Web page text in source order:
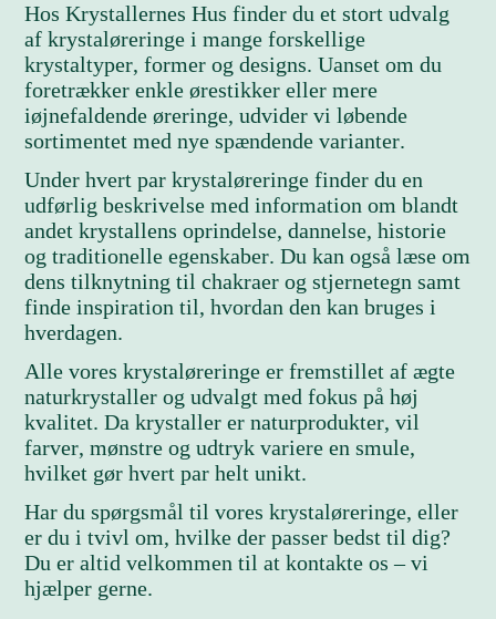
Hos Krystallernes Hus finder du et stort udvalg
af krystaløreringe i mange forskellige
krystaltyper, former og designs. Uanset om du
foretrækker enkle ørestikker eller mere
iøjnefaldende øreringe, udvider vi løbende
sortimentet med nye spændende varianter.
Under hvert par krystaløreringe finder du en
udførlig beskrivelse med information om blandt
andet krystallens oprindelse, dannelse, historie
og traditionelle egenskaber. Du kan også læse om
dens tilknytning til chakraer og stjernetegn samt
finde inspiration til, hvordan den kan bruges i
hverdagen.
Alle vores krystaløreringe er fremstillet af ægte
naturkrystaller og udvalgt med fokus på høj
kvalitet. Da krystaller er naturprodukter, vil
farver, mønstre og udtryk variere en smule,
hvilket gør hvert par helt unikt.
Har du spørgsmål til vores krystaløreringe, eller
er du i tvivl om, hvilke der passer bedst til dig?
Du er altid velkommen til at kontakte os – vi
hjælper gerne.